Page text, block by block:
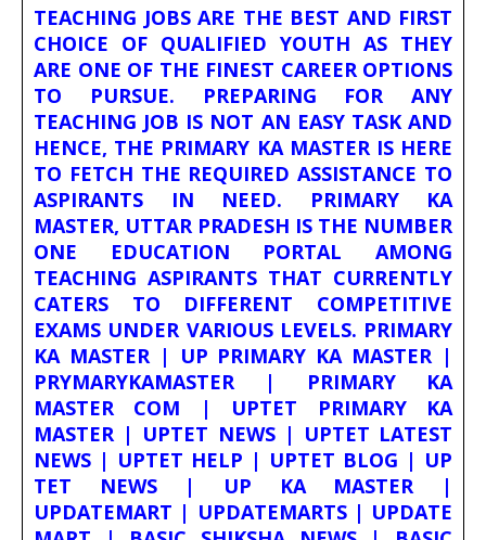
TEACHING JOBS ARE THE BEST AND FIRST
CHOICE OF QUALIFIED YOUTH AS THEY
ARE ONE OF THE FINEST CAREER OPTIONS
TO PURSUE. PREPARING FOR ANY
TEACHING JOB IS NOT AN EASY TASK AND
HENCE, THE PRIMARY KA MASTER IS HERE
TO FETCH THE REQUIRED ASSISTANCE TO
ASPIRANTS IN NEED. PRIMARY KA
MASTER, UTTAR PRADESH IS THE NUMBER
ONE EDUCATION PORTAL AMONG
TEACHING ASPIRANTS THAT CURRENTLY
CATERS TO DIFFERENT COMPETITIVE
EXAMS UNDER VARIOUS LEVELS. PRIMARY
KA MASTER | UP PRIMARY KA MASTER |
PRYMARYKAMASTER | PRIMARY KA
MASTER COM | UPTET PRIMARY KA
MASTER | UPTET NEWS | UPTET LATEST
NEWS | UPTET HELP | UPTET BLOG | UP
TET NEWS | UP KA MASTER |
UPDATEMART | UPDATEMARTS | UPDATE